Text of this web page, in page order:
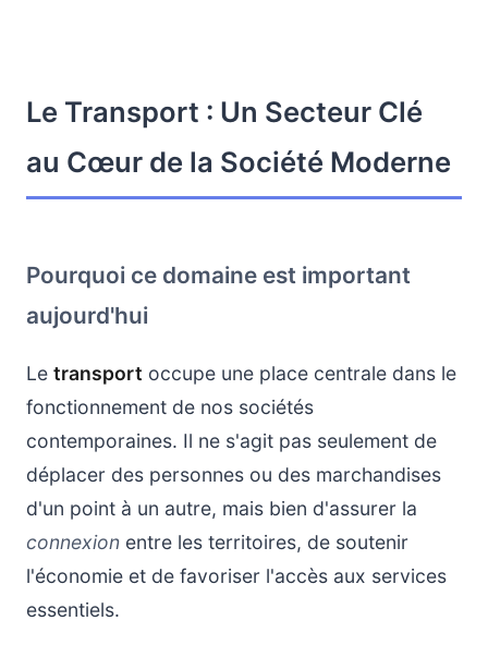
Le Transport : Un Secteur Clé
au Cœur de la Société Moderne
Pourquoi ce domaine est important
aujourd'hui
Le transport occupe une place centrale dans le
fonctionnement de nos sociétés
contemporaines. Il ne s'agit pas seulement de
déplacer des personnes ou des marchandises
d'un point à un autre, mais bien d'assurer la
connexion entre les territoires, de soutenir
l'économie et de favoriser l'accès aux services
essentiels.